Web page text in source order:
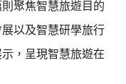
聚焦智慧旅遊目的
以及智慧研學旅行
，呈現智慧旅遊在